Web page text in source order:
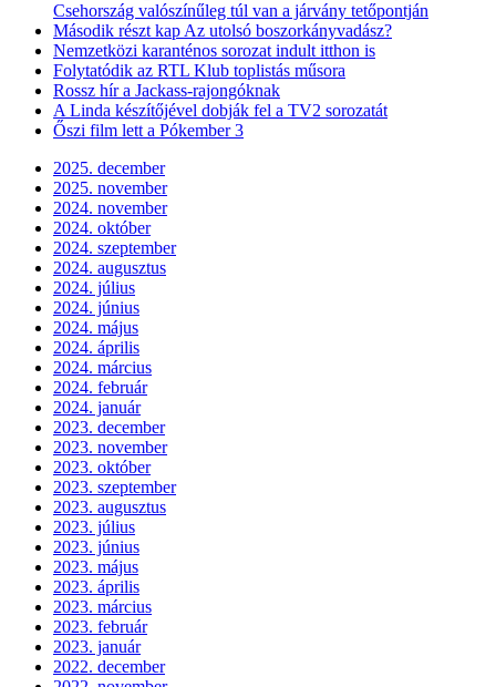
Csehország valószínűleg túl van a járvány tetőpontján
Második részt kap Az utolsó boszorkányvadász?
Nemzetközi karanténos sorozat indult itthon is
Folytatódik az RTL Klub toplistás műsora
Rossz hír a Jackass-rajongóknak
A Linda készítőjével dobják fel a TV2 sorozatát
Őszi film lett a Pókember 3
2025. december
2025. november
2024. november
2024. október
2024. szeptember
2024. augusztus
2024. július
2024. június
2024. május
2024. április
2024. március
2024. február
2024. január
2023. december
2023. november
2023. október
2023. szeptember
2023. augusztus
2023. július
2023. június
2023. május
2023. április
2023. március
2023. február
2023. január
2022. december